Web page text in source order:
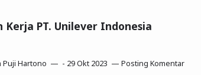
Kerja PT. Unilever Indonesia
Puji Hartono - 29 Okt 2023 Posting Komentar